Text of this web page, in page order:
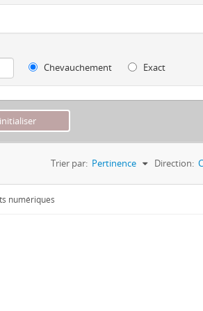
Chevauchement Exact
Trier par: Pertinence Direction:
numériques